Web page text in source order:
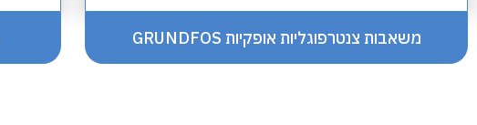
משאבות צנטרפוגליות אופקיות GRUNDFOS